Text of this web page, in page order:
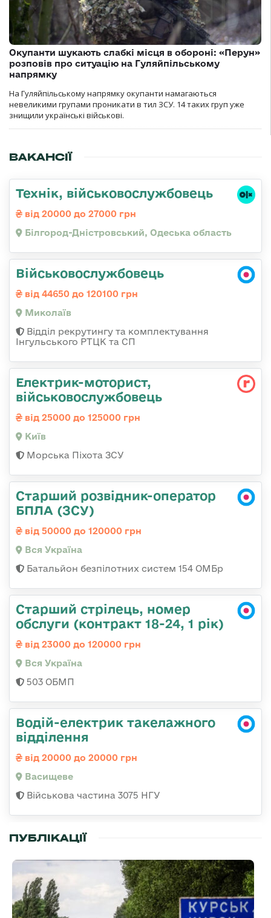
Окупанти шукають слабкі місця в обороні: «Перун»
розповів про ситуацію на Гуляйпільському
напрямку
На Гуляйпільському напрямку окупанти намагаються
невеликими групами проникати в тил ЗСУ. 14 таких груп уже
знищили українські військові.
ВАКАНСІЇ
Технік, військовослужбовець
від 20000 до 27000 грн
Білгород-Дністровський, Одеська область
Військовослужбовець
від 44650 до 120100 грн
Миколаїв
Відділ рекрутингу та комплектування
Інгульського РТЦК та СП
Електрик-моторист,
військовослужбовець
від 25000 до 125000 грн
Київ
Морська Піхота ЗСУ
Старший розвідник-оператор
БПЛА (ЗСУ)
від 50000 до 120000 грн
Вся Україна
Батальйон безпілотних систем 154 ОМБр
Старший стрілець, номер
обслуги (контракт 18-24, 1 рік)
від 23000 до 120000 грн
Вся Україна
503 ОБМП
Водій-електрик такелажного
відділення
від 20000 до 20000 грн
Васищеве
Військова частина 3075 НГУ
ПУБЛІКАЦІЇ